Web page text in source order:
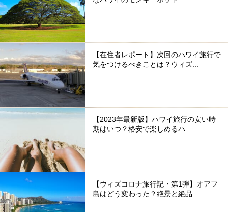
【在住者レポート】次回のハワイ旅行で
気をつけるべきことは？ウィズ...
【2023年最新版】ハワイ旅行の安い時
期はいつ？格安で楽しめるハ...
【ウィズコロナ旅行記・第1弾】オアフ
島はどう変わった？絶景と絶品...